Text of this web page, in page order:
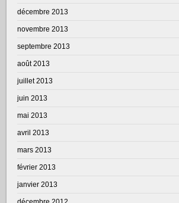
décembre 2013
novembre 2013
septembre 2013
août 2013
juillet 2013
juin 2013
mai 2013
avril 2013
mars 2013
février 2013
janvier 2013
décembre 2012